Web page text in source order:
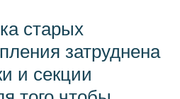
старых
затруднена
и секции